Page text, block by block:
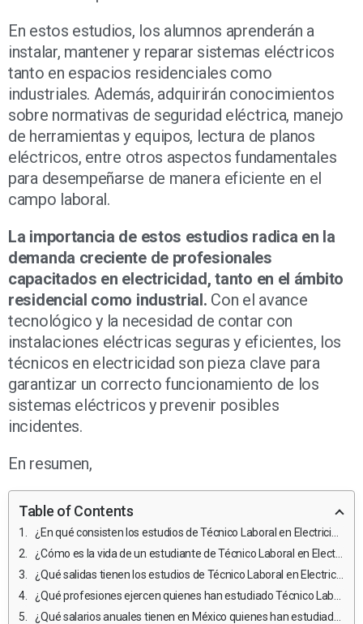
En estos estudios, los alumnos aprenderán a
instalar, mantener y reparar sistemas eléctricos
tanto en espacios residenciales como
industriales. Además, adquirirán conocimientos
sobre normativas de seguridad eléctrica, manejo
de herramientas y equipos, lectura de planos
eléctricos, entre otros aspectos fundamentales
para desempeñarse de manera eficiente en el
campo laboral.
La importancia de estos estudios radica en la
demanda creciente de profesionales
capacitados en electricidad, tanto en el ámbito
residencial como industrial. Con el avance
tecnológico y la necesidad de contar con
instalaciones eléctricas seguras y eficientes, los
técnicos en electricidad son pieza clave para
garantizar un correcto funcionamiento de los
sistemas eléctricos y prevenir posibles
incidentes.
En resumen,
Table of Contents
¿En qué consisten los estudios de Técnico Laboral en Electricidad Residencial e Industrial?
¿Cómo es la vida de un estudiante de Técnico Laboral en Electricidad Residencial e Industrial y qué retos enfrentan?
¿Qué salidas tienen los estudios de Técnico Laboral en Electricidad Residencial e Industrial?
¿Qué profesiones ejercen quienes han estudiado Técnico Laboral en Electricidad Residencial e Industrial?
¿Qué salarios anuales tienen en México quienes han estudiado Técnico Laboral en Electricidad Residencial e Industrial?